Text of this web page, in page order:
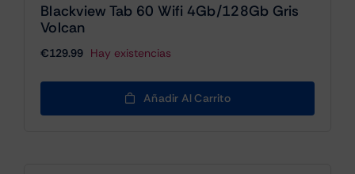
Blackview Tab 60 Wifi 4Gb/128Gb Gris
Volcan
€129.99 Hay existencias
Añadir Al Carrito